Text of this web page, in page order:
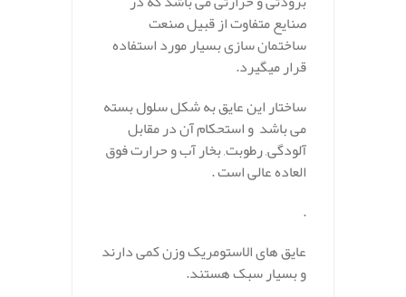
صنایع متفاوت از قبیل صنعت
ساختمان سازی بسیار مورد استفاده
قرار میگیرد.
ساختار این عایق به شکل سلول بسته
می باشد و استحکام آن در مقابل
آلودگی, رطوبت, بخار آب و حرارت فوق
العاده عالی است .
.
عایق های الاستومریک وزن کمی دارند
و بسیار سبک هستند.